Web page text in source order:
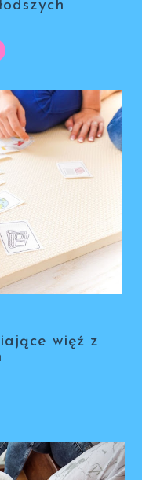
więź z